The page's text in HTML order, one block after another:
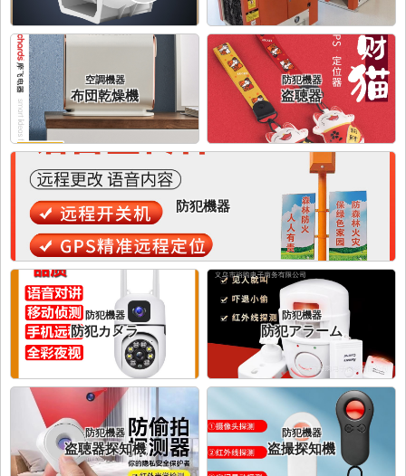
空調機器
布団乾燥機
防犯機器
防犯機器
盗聴器
防犯機器
防犯カメラ
防犯機器
防犯アラーム
防犯機器
盗聴器探知機
防犯機器
盗撮探知機